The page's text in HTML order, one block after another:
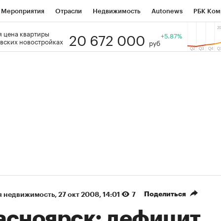
Мероприятия Отрасли Недвижимость Autonews РБК
РБК Образование Тренды
цена квартиры
новостройках
20 672 000 руб
+5.87%
недвижимость⁠, 27 окт 2008, 14:01 7 Поделиться